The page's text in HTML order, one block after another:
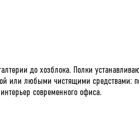
до хозблока. Полки
или любыми чистящими средствами:
современного офиса.